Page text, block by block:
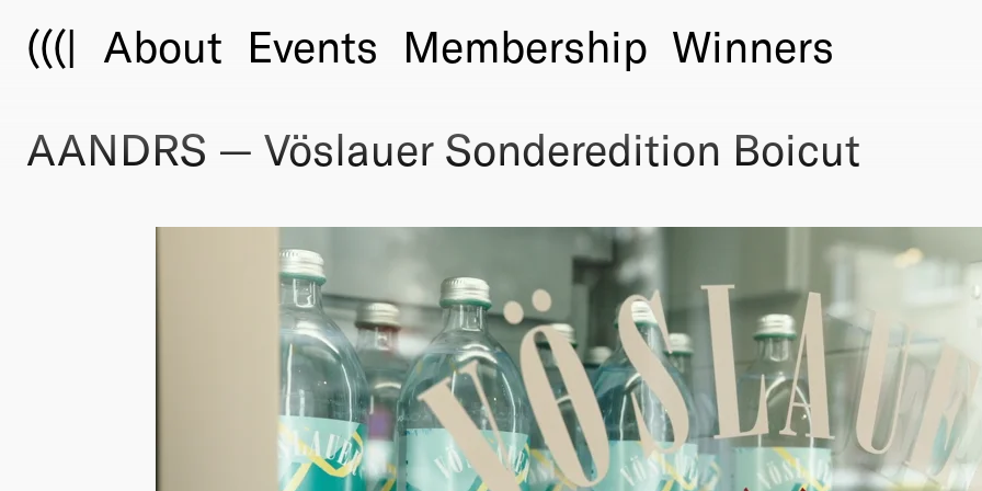
(((| About Events Membership Winners
AANDRS — Vöslauer Sonderedition Boicut